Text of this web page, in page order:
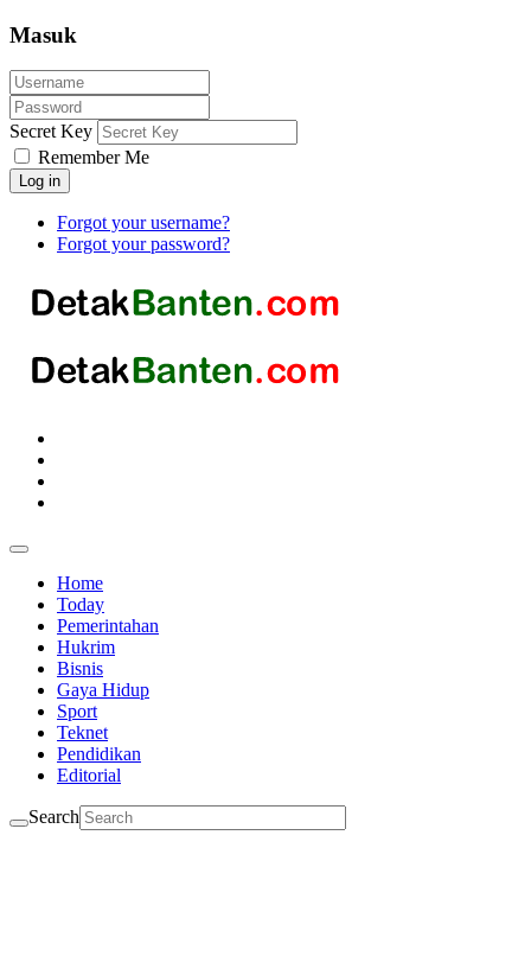
Masuk
Secret Key
Remember Me
Log in
Forgot your username?
Forgot your password?
Home
Today
Pemerintahan
Hukrim
Bisnis
Gaya Hidup
Sport
Teknet
Pendidikan
Editorial
Search